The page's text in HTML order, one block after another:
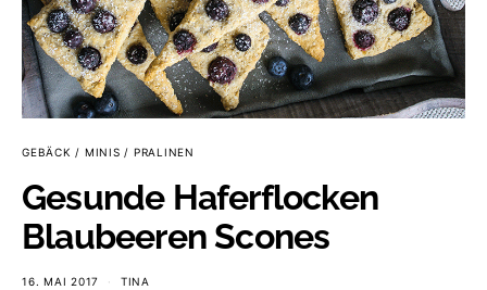
GEBÄCK / MINIS / PRALINEN
Gesunde Haferflocken
Blaubeeren Scones
16. MAI 2017 TINA